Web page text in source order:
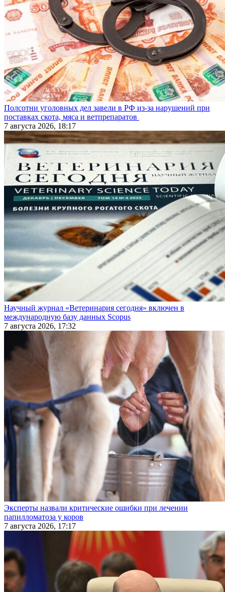
Полсотни уголовных дел завели в РФ из-за нарушений при
поставках скота, мяса и ветпрепаратов
7 августа 2026, 18:17
Научный журнал «Ветеринария сегодня» включен в
международную базу данных Scopus
7 августа 2026, 17:32
Эксперты назвали критические ошибки при лечении
папилломатоза у коров
7 августа 2026, 17:17